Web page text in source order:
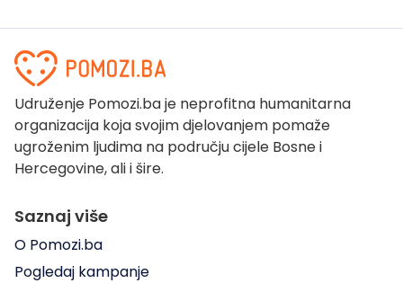
Udruženje Pomozi.ba je neprofitna humanitarna
organizacija koja svojim djelovanjem pomaže
ugroženim ljudima na području cijele Bosne i
Hercegovine, ali i šire.
Saznaj više
O Pomozi.ba
Pogledaj kampanje